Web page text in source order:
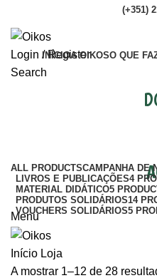
(+351)
Login / Register
Search
INÍCIOA OIKOSO QUE
Menu
ALL PRODUCTSCAMPANHA DE
LIVROS E PUBLICAÇÕES4
MATERIAL DIDÁTICO5
PRODUTOS SOLIDÁRIOS14
VOUCHERS SOLIDÁRIOS5
Início Loja
A mostrar 1–12 de 28